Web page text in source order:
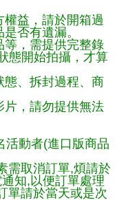
益，請於開箱過
否有遺漏。
等，需提供完整錄
態開始拍攝，才算
態、拆封過程、商
片，請勿提供無法
動者(進口版商品
需取消訂單,煩請於
知,以便訂單處理
單請於當天或是次